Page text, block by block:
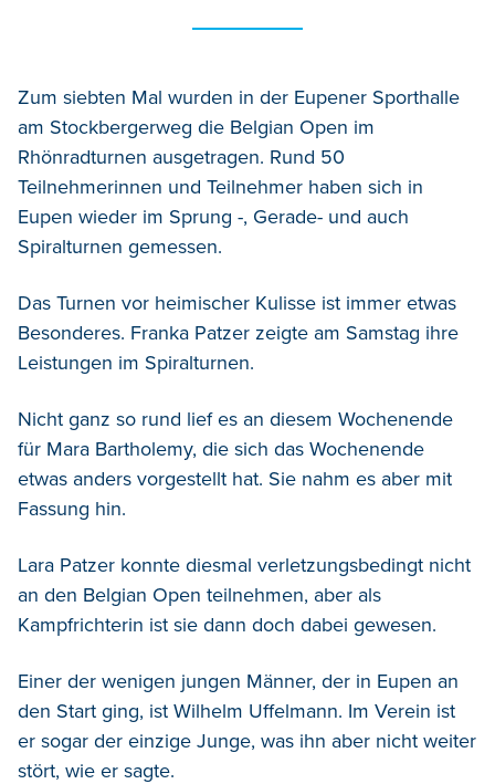
Zum siebten Mal wurden in der Eupener Sporthalle
am Stockbergerweg die Belgian Open im
Rhönradturnen ausgetragen. Rund 50
Teilnehmerinnen und Teilnehmer haben sich in
Eupen wieder im Sprung -, Gerade- und auch
Spiralturnen gemessen.
Das Turnen vor heimischer Kulisse ist immer etwas
Besonderes. Franka Patzer zeigte am Samstag ihre
Leistungen im Spiralturnen.
Nicht ganz so rund lief es an diesem Wochenende
für Mara Bartholemy, die sich das Wochenende
etwas anders vorgestellt hat. Sie nahm es aber mit
Fassung hin.
Lara Patzer konnte diesmal verletzungsbedingt nicht
an den Belgian Open teilnehmen, aber als
Kampfrichterin ist sie dann doch dabei gewesen.
Einer der wenigen jungen Männer, der in Eupen an
den Start ging, ist Wilhelm Uffelmann. Im Verein ist
er sogar der einzige Junge, was ihn aber nicht weiter
stört, wie er sagte.